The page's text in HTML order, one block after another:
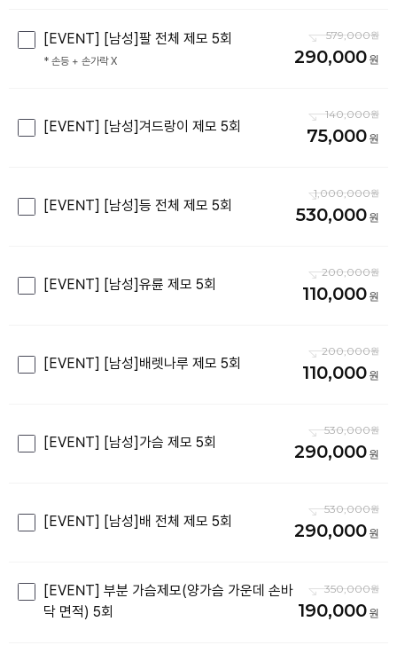
[EVENT] [남성]팔 전체 제모 5회
* 손등 + 손가락 X
579,000
290,000
[EVENT] [남성]겨드랑이 제모 5회
140,000
75,000
[EVENT] [남성]등 전체 제모 5회
1,000,000
530,000
[EVENT] [남성]유륜 제모 5회
200,000
110,000
[EVENT] [남성]배렛나루 제모 5회
200,000
110,000
[EVENT] [남성]가슴 제모 5회
530,000
290,000
[EVENT] [남성]배 전체 제모 5회
530,000
290,000
[EVENT] 부분 가슴제모(양가슴 가운데 손바
닥 면적) 5회
350,000
190,000